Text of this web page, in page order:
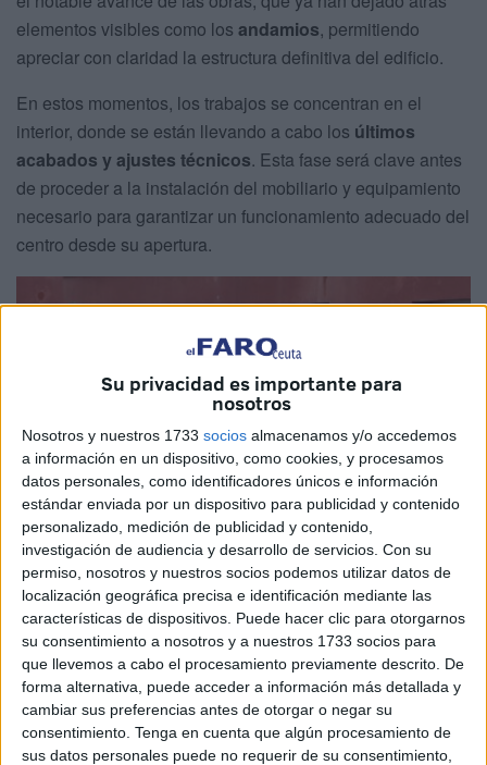
Su privacidad es importante para
nosotros
Nosotros y nuestros 1733 socios almacenamos y/o accedemos
a información en un dispositivo, como cookies, y procesamos
datos personales, como identificadores únicos e información
estándar enviada por un dispositivo para publicidad y contenido
personalizado, medición de publicidad y contenido,
investigación de audiencia y desarrollo de servicios. Con su
permiso, nosotros y nuestros socios podemos utilizar datos de
localización geográfica precisa e identificación mediante las
características de dispositivos. Puede hacer clic para otorgarnos
su consentimiento a nosotros y a nuestros 1733 socios para
que llevemos a cabo el procesamiento previamente descrito. De
forma alternativa, puede acceder a información más detallada y
cambiar sus preferencias antes de otorgar o negar su
consentimiento. Tenga en cuenta que algún procesamiento de
sus datos personales puede no requerir de su consentimiento,
elementos visibles como los andamios, permitiendo
apreciar con claridad la estructura definitiva del edificio.
En estos momentos, los trabajos se concentran en el
interior, donde se están llevando a cabo los últimos
acabados y ajustes técnicos. Esta fase será clave antes
de proceder a la instalación del mobiliario y equipamiento
necesario para garantizar un funcionamiento adecuado del
centro desde su apertura.
La gestión del servicio
La gestión del centro recaerá en la empresaAlvalop
Servicios XXI, que ha resultado adjudicataria del servicio
por una cuantía superior almedio millón de euros. Este
contrato contempla una duración inicial dedos años
la posibilidad de ser prorrogado por otros dos adicionales,